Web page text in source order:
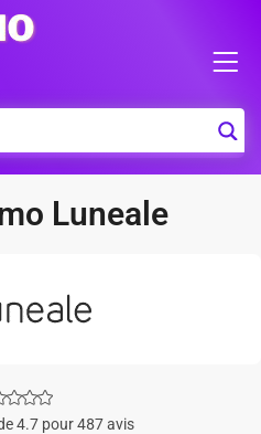
Luneale
4.7 pour 487 avis